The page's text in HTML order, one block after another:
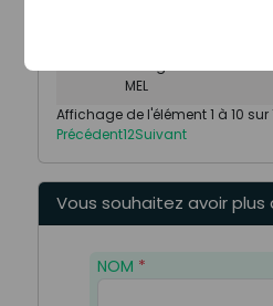
bourg de la
MEL
Affichage de l'élément 1 à 10 sur
Précédent12Suivant
Vous souhaitez avoir
NOM *